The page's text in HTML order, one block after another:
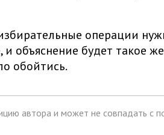
операции
объяснение будет такое
обойтись.
автора и может не совпадать с